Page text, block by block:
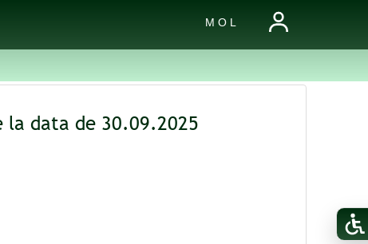
M O L
data de 30.09.2025